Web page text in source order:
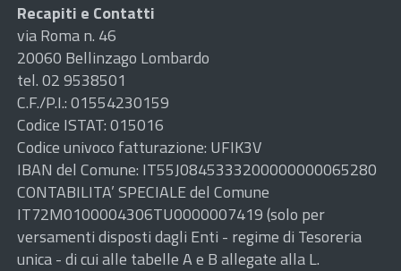
Recapiti e Contatti
via Roma n. 46
20060 Bellinzago Lombardo
tel. 02 9538501
C.F./P.I.: 01554230159
Codice ISTAT: 015016
Codice univoco fatturazione: UFIK3V
IBAN del Comune: IT55J0845333200000000065280
CONTABILITA’ SPECIALE del Comune
IT72M0100004306TU0000007419 (solo per
versamenti disposti dagli Enti - regime di Tesoreria
unica - di cui alle tabelle A e B allegate alla L.